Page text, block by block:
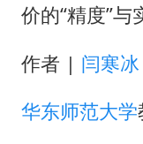
价的“精度”与
作者 | 闫寒冰
华东师范大学